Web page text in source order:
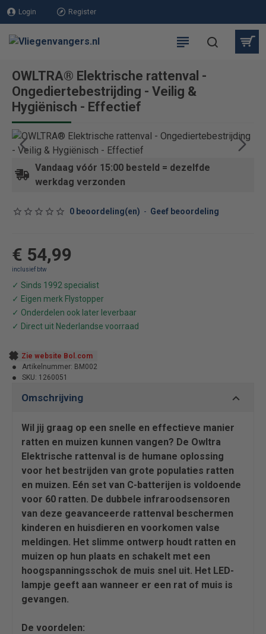
Login Register
OWLTRA® Elektrische rattenval -
Ongediertebestrijding - Veilig &
Hygiënisch - Effectief
Vandaag vóór 15:00 besteld = dezelfde
werkdag verzonden
0 beoordeling(en) - Geef beoordeling
€ 54,99
Zie website Bol.com
Artikelnummer: BM002
SKU: 1260051
Omschrijving
Wil jij graag op een snelle en effectieve manier
ratten en muizen kunnen vangen? De Owltra
Elektrische rattenval is de humane oplossing
voor het bestrijden van grote populaties ratten
en muizen. Eén set van C-batterijen is voldoende
voor 60 ratten. De dubbele infraroodsensoren
van deze geavanceerde rattenval beschermen
kinderen en huisdieren en voorkomen valse
meldingen. Het slimme ontwerp houdt ratten en
muizen op hun plaats en schakelt met een
hoogspanningsschok de muis snel uit. Het LED-
lampje geeft aan wanneer er een rat of muis is
gevangen.
De voordelen: